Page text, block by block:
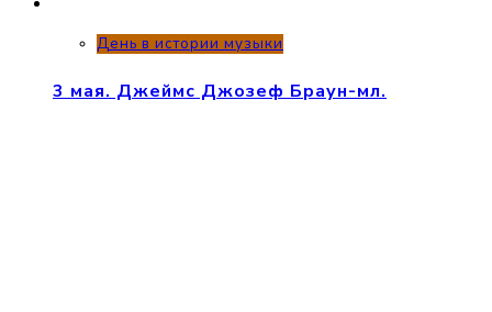
День в истории музыки
3 мая. Джеймс Джозеф Браун-мл.